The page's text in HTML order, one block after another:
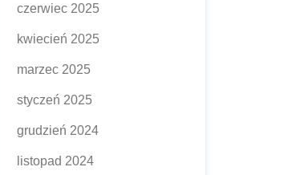
czerwiec 2025
kwiecień 2025
marzec 2025
styczeń 2025
grudzień 2024
listopad 2024